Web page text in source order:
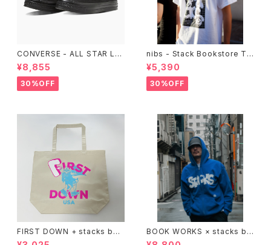
CONVERSE - ALL STAR LG
CY OX （ALL BLACK)
¥8,855
30%OFF
nibs - Stack Bookstore Te
e
¥5,390
30%OFF
FIRST DOWN + stacks boo
kstore BIG TOTE
BOOK WORKS × stacks bo
okstore "Jimbocho Beat Li